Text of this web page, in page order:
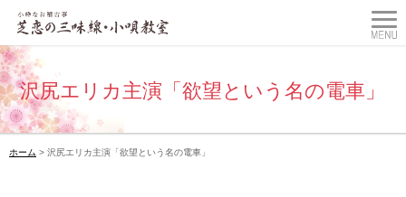
沢尻エリカ主演「欲望という名の電車」
ホーム > 沢尻エリカ主演「欲望という名の電車」